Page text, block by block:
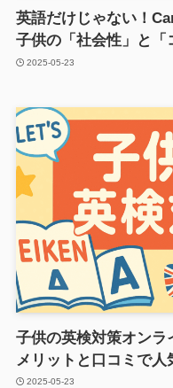
英語だけじゃない！
子供の「社会性」と「
2025-05-23
子供の英検対策オン
メリットと口コミで人
2025-05-23